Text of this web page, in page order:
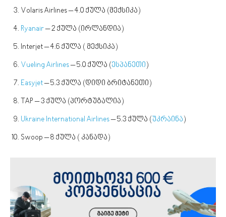
Volaris Airlines – 4.0 ქულა (მექსიკა)
Ryanair– 2 ქულა (ირლანდია)
Interjet – 4.6 ქულა ( მექსიკა)
Vueling Airlines– 5.0 ქულა (ესპანეთი)
Easyjet– 5.3 ქულა (დიდი ბრიტანეთი)
TAP – 3 ქულა (პორტუგალია)
Ukraine International Airlines– 5.3 ქულა (უკრაინა)
Swoop – 8 ქულა ( კანადა)